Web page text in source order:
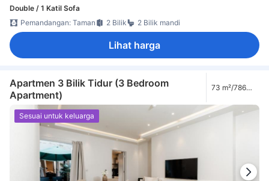
Double / 1 Katil Sofa
Pemandangan: Taman
2 Bilik 2 Bilik mandi
Lihat harga
Apartmen 3 Bilik Tidur (3 Bedroom
Apartment)
73 m²/786
Sesuai untuk keluarga